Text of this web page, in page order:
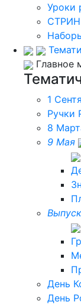
Уроки
Главное
1
Ручки
8
9 Мая
День
День